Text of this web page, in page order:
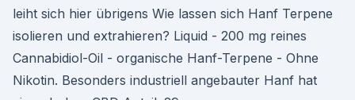
leiht sich hier übrigens Wie lassen sich Hanf Terpene
isolieren und extrahieren? Liquid - 200 mg reines
Cannabidiol-Oil - organische Hanf-Terpene - Ohne
Nikotin. Besonders industriell angebauter Hanf hat